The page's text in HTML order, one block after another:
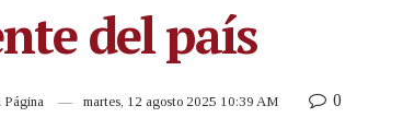
del país
Página martes, 12 agosto 2025 10:39 AM 0